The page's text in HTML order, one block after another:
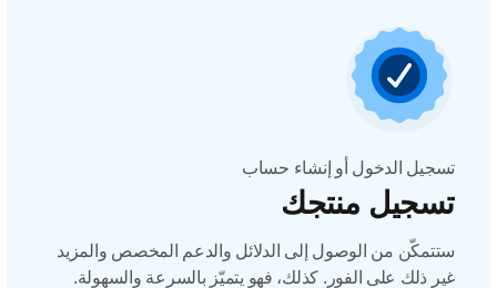
تسجيل الدخول أو إنشاء حساب
تسجيل منتجك
ستتمكّن من الوصول إلى الدلائل والدعم المخصص والمزيد
غير ذلك على الفور. كذلك، فهو يتميّز بالسرعة والسهولة.